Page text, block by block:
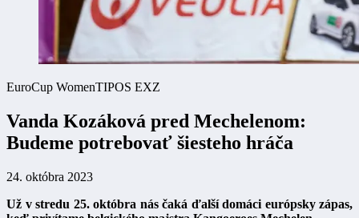
EuroCup WomenTIPOS EXZ
Vanda Kozáková pred Mechelenom:
Budeme potrebovať šiesteho hráča
24. októbra 2023
Už v stredu 25. októbra nás čaká ďalší domáci európsky zápas,